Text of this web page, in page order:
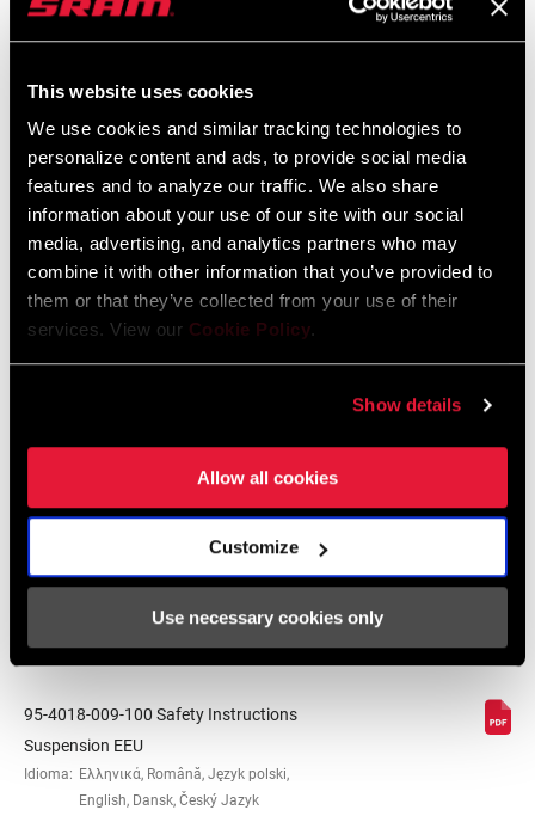
This website uses cookies
We use cookies and similar tracking technologies to
personalize content and ads, to provide social media
features and to analyze our traffic. We also share
information about your use of our site with our social
media, advertising, and analytics partners who may
combine it with other information that you’ve provided to
them or that they’ve collected from your use of their
services. View our Cookie Policy.
Show details
Allow all cookies
Customize
Use necessary cookies only
2025 RockShox Spare Part Catalog
Idioma: English
89 MB
2026 RockShox Spare Part Catalog
Idioma: English
96 MB
95-4018-009-000 Safety Instructions
Suspension
Deutsch
95-4018-009-100 Safety Instructions
Suspension EEU
Idioma: Ελληνικά, Română, Język polski,
English, Dansk, Český Jazyk